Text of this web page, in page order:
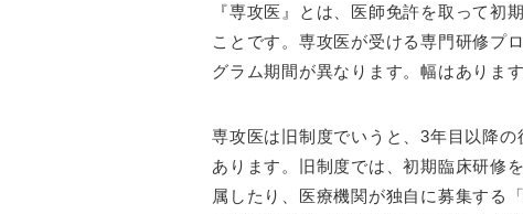
『専攻医』とは、医師免許を取って
ことです。専攻医が受ける専門研修プ
グラム期間が異なります。幅はありま
専攻医は旧制度でいうと、3年目以降
あります。旧制度では、初期臨床研修
属したり、医療機関が独自に募集する